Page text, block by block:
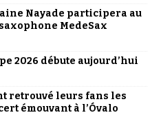
Nayade participera au
MedeSax
2026 débute aujourd’hui
retrouvé leurs fans les
émouvant à l’Óvalo